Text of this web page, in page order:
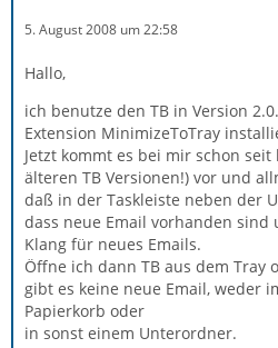
5. August 2008 um 22:58
Hallo,
ich benutze den TB in Version
Extension MinimizeToTray
Jetzt kommt es bei mir schon
älteren TB Versionen!) vor und
daß in der Taskleiste neben der
dass neue Email vorhanden sind
Klang für neues Emails.
Öffne ich dann TB aus dem Tray
gibt es keine neue Email, weder
Papierkorb oder
in sonst einem Unterordner.